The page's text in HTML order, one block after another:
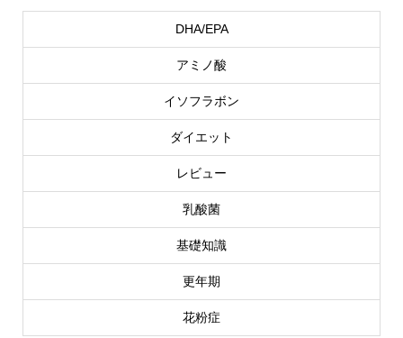
DHA/EPA
アミノ酸
イソフラボン
ダイエット
レビュー
乳酸菌
基礎知識
更年期
花粉症